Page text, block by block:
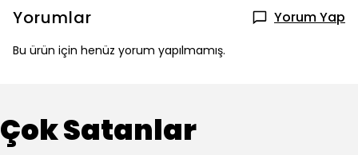
Yorumlar Yorum Yap
Bu ürün için henüz yorum yapılmamış.
Çok Satanlar